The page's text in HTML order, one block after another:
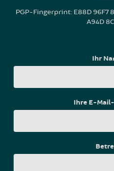
PGP-Fingerprint: E88D 96F7
A94D
Ihr
Ihre E-